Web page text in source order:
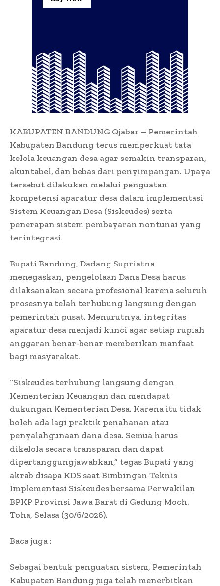
KABUPATEN BANDUNG Qjabar – Pemerintah
Kabupaten Bandung terus memperkuat tata
kelola keuangan desa agar semakin transparan,
akuntabel, dan bebas dari penyimpangan. Upaya
tersebut dilakukan melalui penguatan
kompetensi aparatur desa dalam implementasi
Sistem Keuangan Desa (Siskeudes) serta
penerapan sistem pembayaran nontunai yang
terintegrasi.
Bupati Bandung, Dadang Supriatna
menegaskan, pengelolaan Dana Desa harus
dilaksanakan secara profesional karena seluruh
prosesnya telah terhubung langsung dengan
pemerintah pusat. Menurutnya, integritas
aparatur desa menjadi kunci agar setiap rupiah
anggaran benar-benar memberikan manfaat
bagi masyarakat.
“Siskeudes terhubung langsung dengan
Kementerian Keuangan dan mendapat
dukungan Kementerian Desa. Karena itu tidak
boleh ada lagi praktik penahanan atau
penyalahgunaan dana desa. Semua harus
dikelola secara transparan dan dapat
dipertanggungjawabkan,” tegas Bupati yang
akrab disapa KDS saat Bimbingan Teknis
Implementasi Siskeudes bersama Perwakilan
BPKP Provinsi Jawa Barat di Gedung Moch.
Toha, Selasa (30/6/2026).
Baca juga :
Sebagai bentuk penguatan sistem, Pemerintah
Kabupaten Bandung juga telah menerbitkan